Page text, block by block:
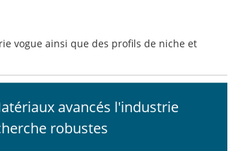
vogue ainsi que des profils de niche et
avancés l'industrie
robustes